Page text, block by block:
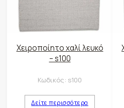
Χειροποίητο χαλί λευκό
– s100
Κωδικός: s100
Δείτε περισσότερα